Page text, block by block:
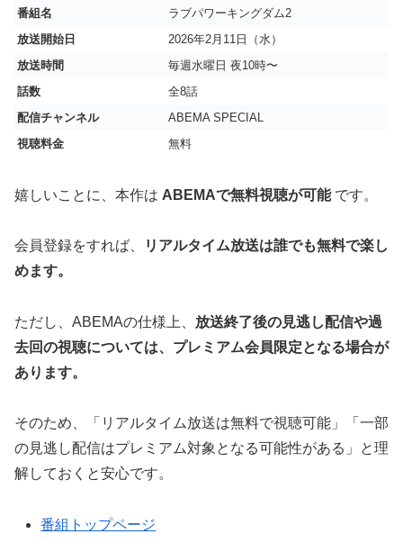
番組名
ラブパワーキングダム2
放送開始日
2026年2月11日（水）
放送時間
毎週水曜日 夜10時〜
話数
全8話
配信チャンネル
ABEMA SPECIAL
視聴料金
無料
嬉しいことに、本作は ABEMAで無料視聴が可能です。
会員登録をすれば、
リアルタイム放送は誰でも無料で楽し
めます。
ただし、ABEMAの仕様上、 放送終了後の見逃し配信や過
去回の視聴については、プレミアム会員限定となる場合が
あります。
そのため、「リアルタイム放送は無料で視聴可能」「一部
の見逃し配信はプレミアム対象となる可能性がある」と理
解しておくと安心です。
番組トップページ